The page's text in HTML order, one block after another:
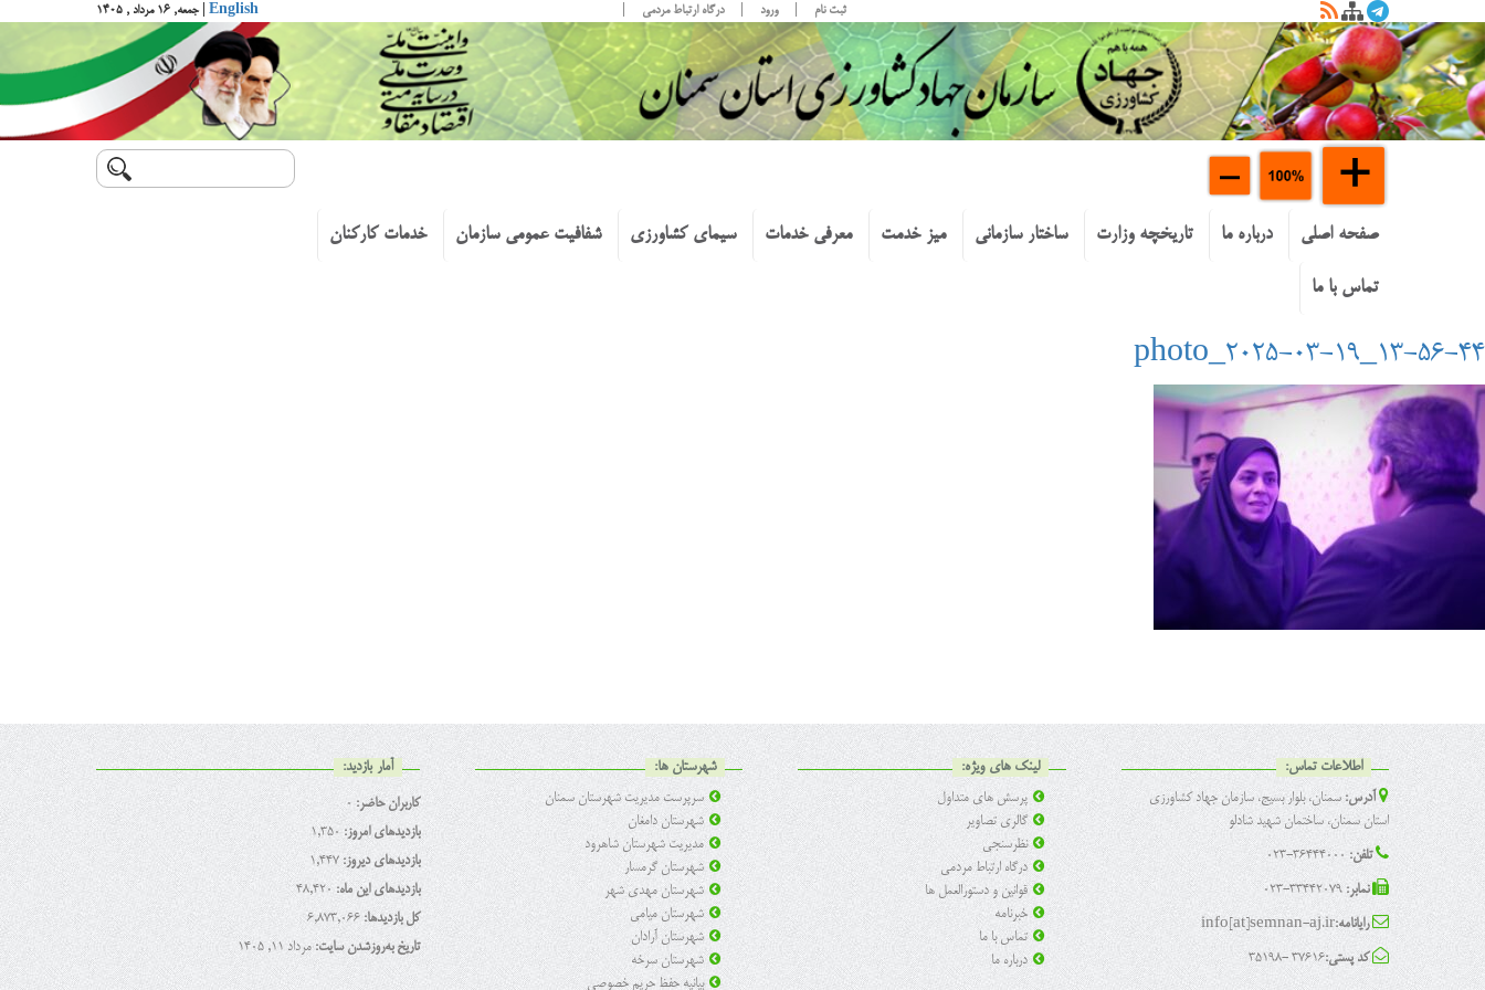
English | جمعه, ۱۶ مرداد , ۱۴۰۵ ثبت نام ورود درگاه ارتباط مردمی
صفحه اصلی درباره ما تاریخچه وزارت ساختار سازمانی میز خدمت معرفی خدمات سیمای کشاورزی شفافیت عمومی سازمان خدمات کارکنان
تماس با ما
photo_2025-03-19_13-56-44
اطلاعات تماس:
آدرس:سمنان، بلوار بسیج، سازمان جهاد کشاورزی
استان سمنان، ساختمان شهید شادلو
تلفن: 36444000-023
نمابر: 33442079-023
رایانامه:info[at]semnan-aj.ir
کد پستی:37616 -35198
آمار بازدید:
کاربران حاضر: 0
بازدیدهای امروز: 1,350
بازدیدهای دیروز:1,447
بازدیدهای این ماه:48,420
کل بازدیدها:6,873,066
تاریخ به‌روزشدن سایت:مرداد ۱۱, ۱۴۰۵
شهرستان ها:
سرپرست مدیریت شهرستان سمنان
شهرستان دامغان
مدیریت شهرستان شاهرود
شهرستان گرمسار
شهرستان مهدی شهر
شهرستان میامی
شهرستان آرادان
شهرستان سرخه
بیانیه حفظ حریم خصوصی
لینک های ویژه:
پرسش های متداول
گالری تصاویر
نظرسنجی
درگاه ارتباط مردمی
قوانین و دستورالعمل ها
خبرنامه
تماس با ما
درباره ما